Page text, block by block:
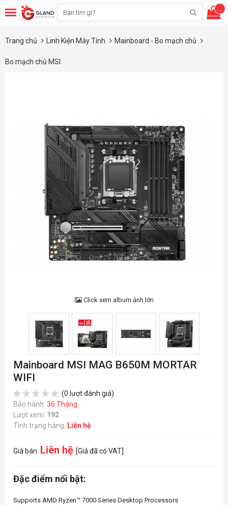
...
Trang chủ Linh Kiện Máy Tính Mainboard - Bo mạch chủ
Bo mạch chủ MSI
Click xem album ảnh lớn
Mainboard MSI MAG B650M MORTAR
WIFI
(0 lượt đánh giá)
Bảo hành: 36 Tháng
Lượt xem: 192
Tình trạng hàng: Liên hệ
Giá bán: Liên hệ [Giá đã có VAT]
Đặc điểm nổi bật:
Supports AMD Ryzen™ 7000 Series Desktop Processors